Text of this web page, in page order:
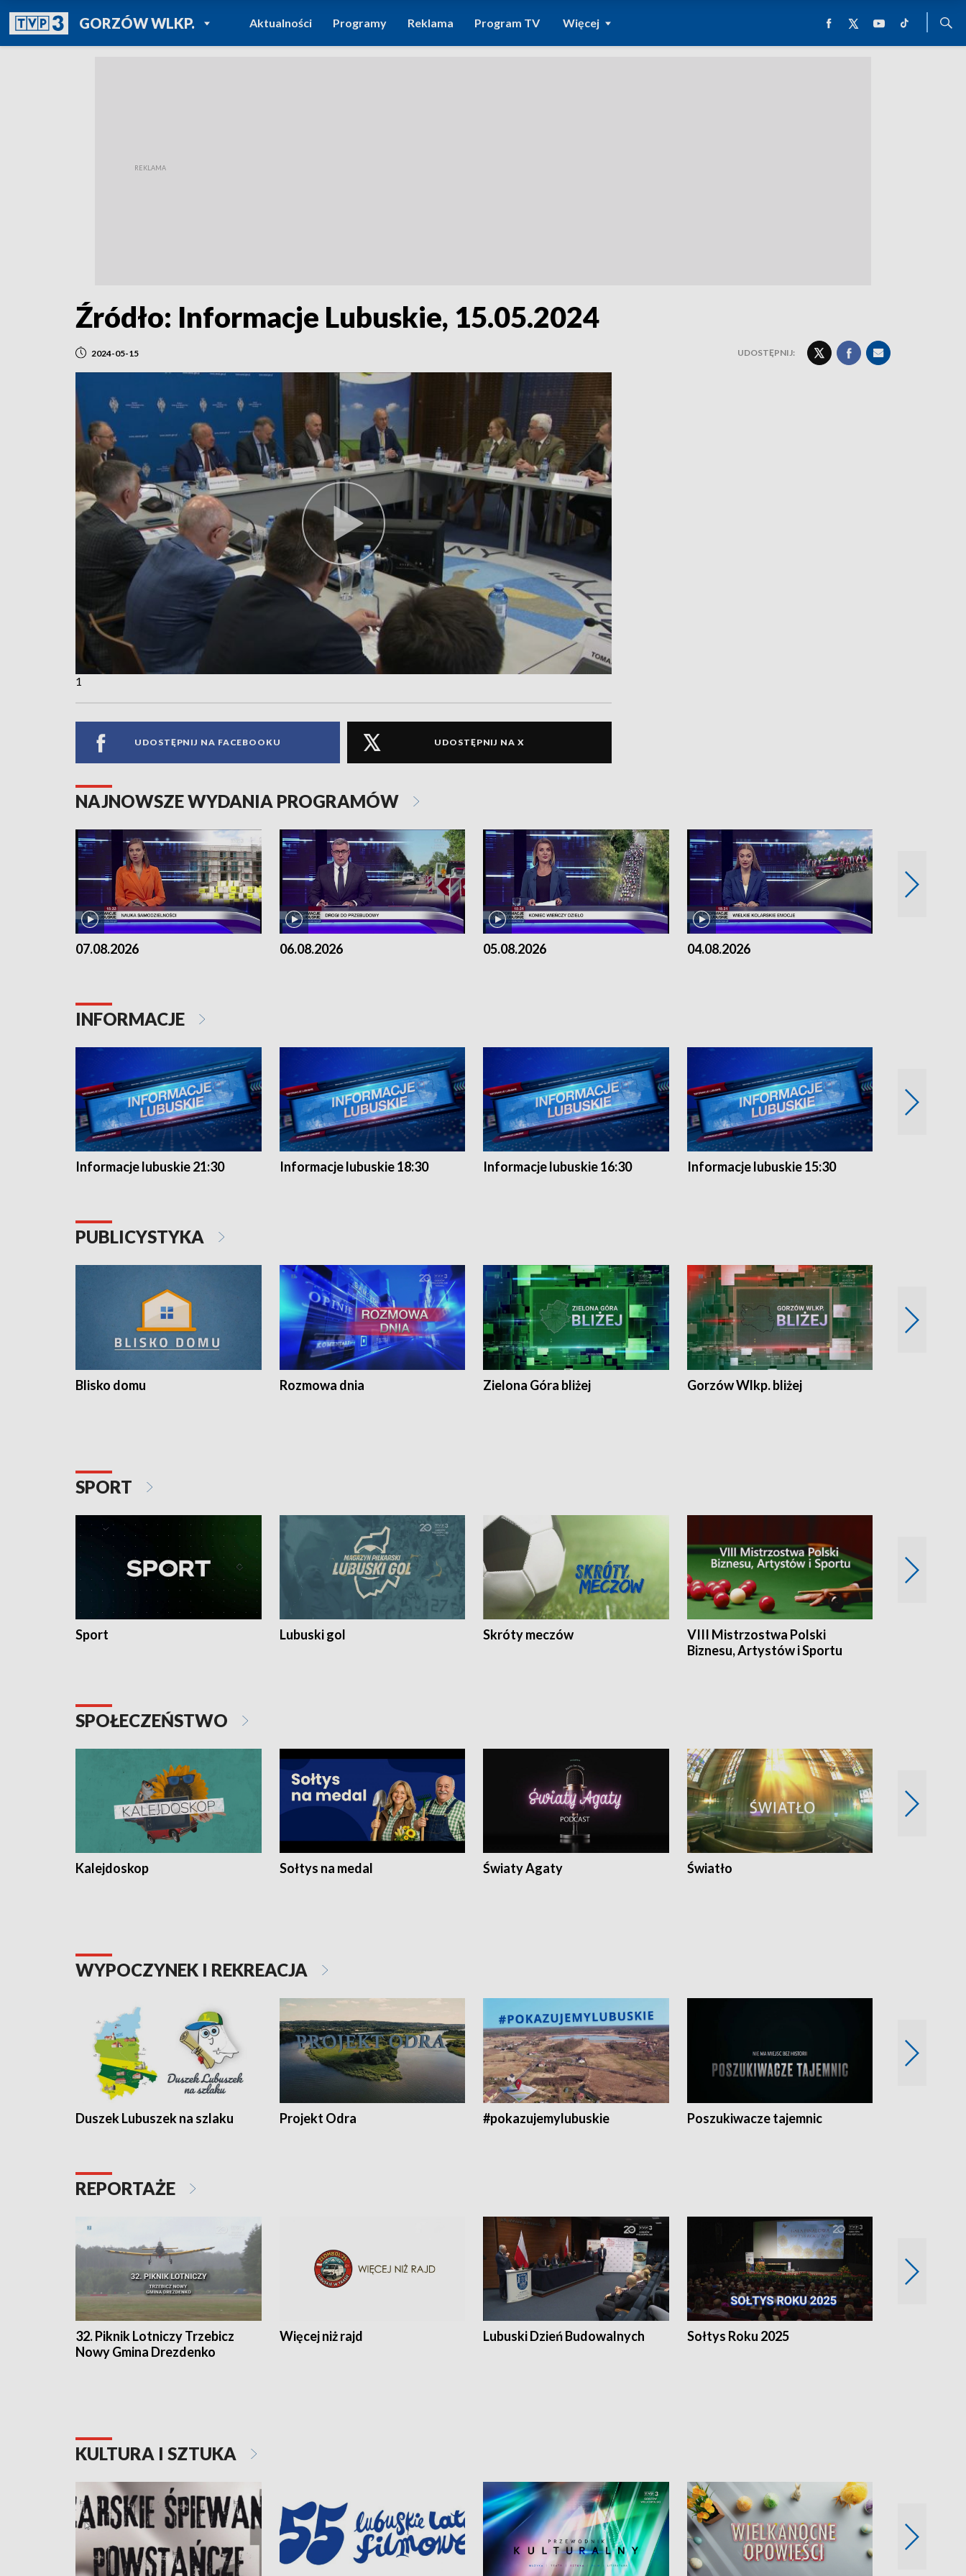
GORZÓW WLKP.POWRÓT DO
TVP REGIONY
Aktualności Programy Reklama Program TV Więcej
Źródło: Informacje Lubuskie, 15.05.2024
2024-05-15 UDOSTĘPNIJ:
1
UDOSTĘPNIJ NA FACEBOOKU UDOSTĘPNIJ NA X
NAJNOWSZE WYDANIA PROGRAMÓW
07.08.2026 06.08.2026 05.08.2026 04.08.2026
INFORMACJE
Informacje lubuskie 21:30 Informacje lubuskie 18:30 Informacje lubuskie 16:30 Informacje lubuskie 15:30
PUBLICYSTYKA
Blisko domu Rozmowa dnia Zielona Góra bliżej Gorzów Wlkp. bliżej
SPORT
Sport Lubuski gol Skróty meczów
VIII Mistrzostwa Polski
Biznesu, Artystów i Sportu
SPOŁECZEŃSTWO
Kalejdoskop Sołtys na medal Światy Agaty Światło
WYPOCZYNEK I REKREACJA
Duszek Lubuszek na szlaku Projekt Odra #pokazujemylubuskie Poszukiwacze tajemnic
REPORTAŻE
32. Piknik Lotniczy Trzebicz
Nowy Gmina Drezdenko
Więcej niż rajd Lubuski Dzień Budowalnych Sołtys Roku 2025
KULTURA I SZTUKA